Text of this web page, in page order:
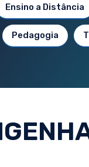
Ensino a Distância
Pedagogia